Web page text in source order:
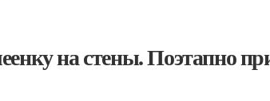
на стены. Поэтапно